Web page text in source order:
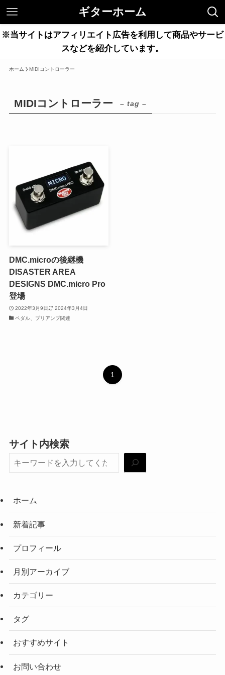
ギターホーム
※当サイトはアフィリエイト広告を利用して商品やサービ
スなどを紹介しています。
ホーム MIDIコントローラー
MIDIコントローラー – tag –
DMC.microの後継機
DISASTER AREA
DESIGNS DMC.micro Pro
登場
2022年3月9日
2024年3月4日
ペダル、プリアンプ関連
1
サイト内検索
ホーム
新着記事
プロフィール
月別アーカイブ
カテゴリー
タグ
おすすめサイト
お問い合わせ